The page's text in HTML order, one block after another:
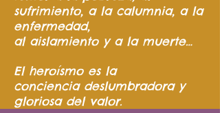
sufrimiento, a la calumnia, a la
enfermedad,
al aislamiento y a la muerte…
El heroísmo es la
conciencia deslumbradora y
gloriosa del valor.